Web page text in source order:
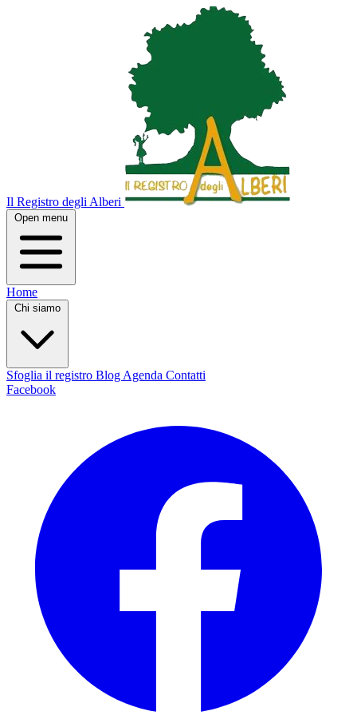
Il Registro degli Alberi
Open menu
Home
Chi siamo
Sfoglia il registro Blog Agenda Contatti
Facebook